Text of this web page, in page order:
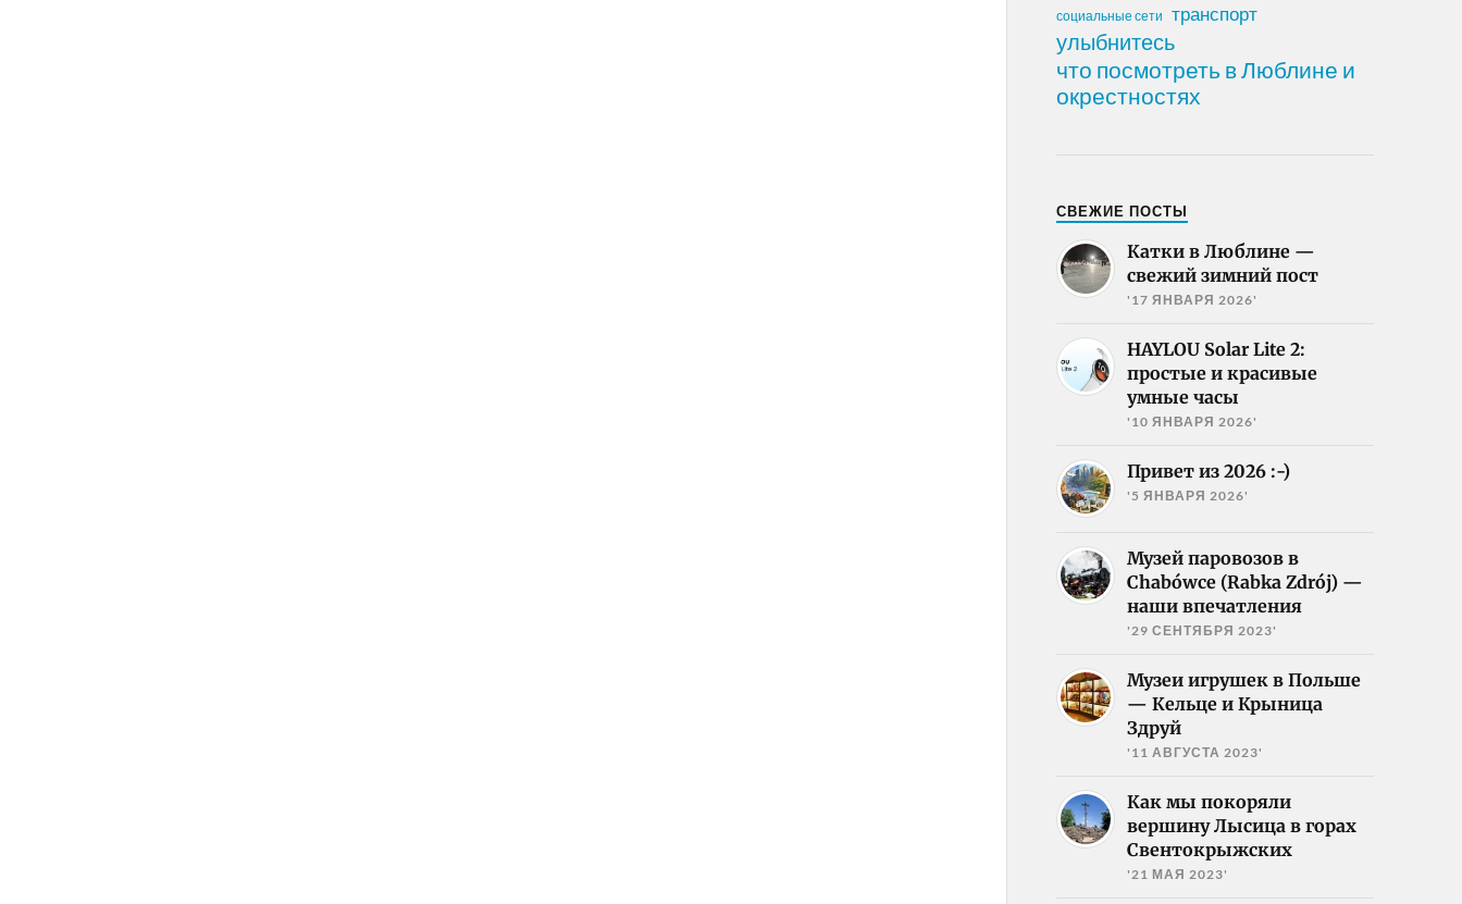
социальные сети транспорт
улыбнитесь
что посмотреть в Люблине и
окрестностях
СВЕЖИЕ ПОСТЫ
Катки в Люблине —
свежий зимний пост
'17 ЯНВАРЯ 2026'
HAYLOU Solar Lite 2:
простые и красивые
умные часы
'10 ЯНВАРЯ 2026'
Привет из 2026 :-)
'5 ЯНВАРЯ 2026'
Музей паровозов в
Chabówce (Rabka Zdrój) —
наши впечатления
'29 СЕНТЯБРЯ 2023'
Музеи игрушек в Польше
— Кельце и Крыница
Здруй
'11 АВГУСТА 2023'
Как мы покоряли
вершину Лысица в горах
Свентокрыжских
'21 МАЯ 2023'